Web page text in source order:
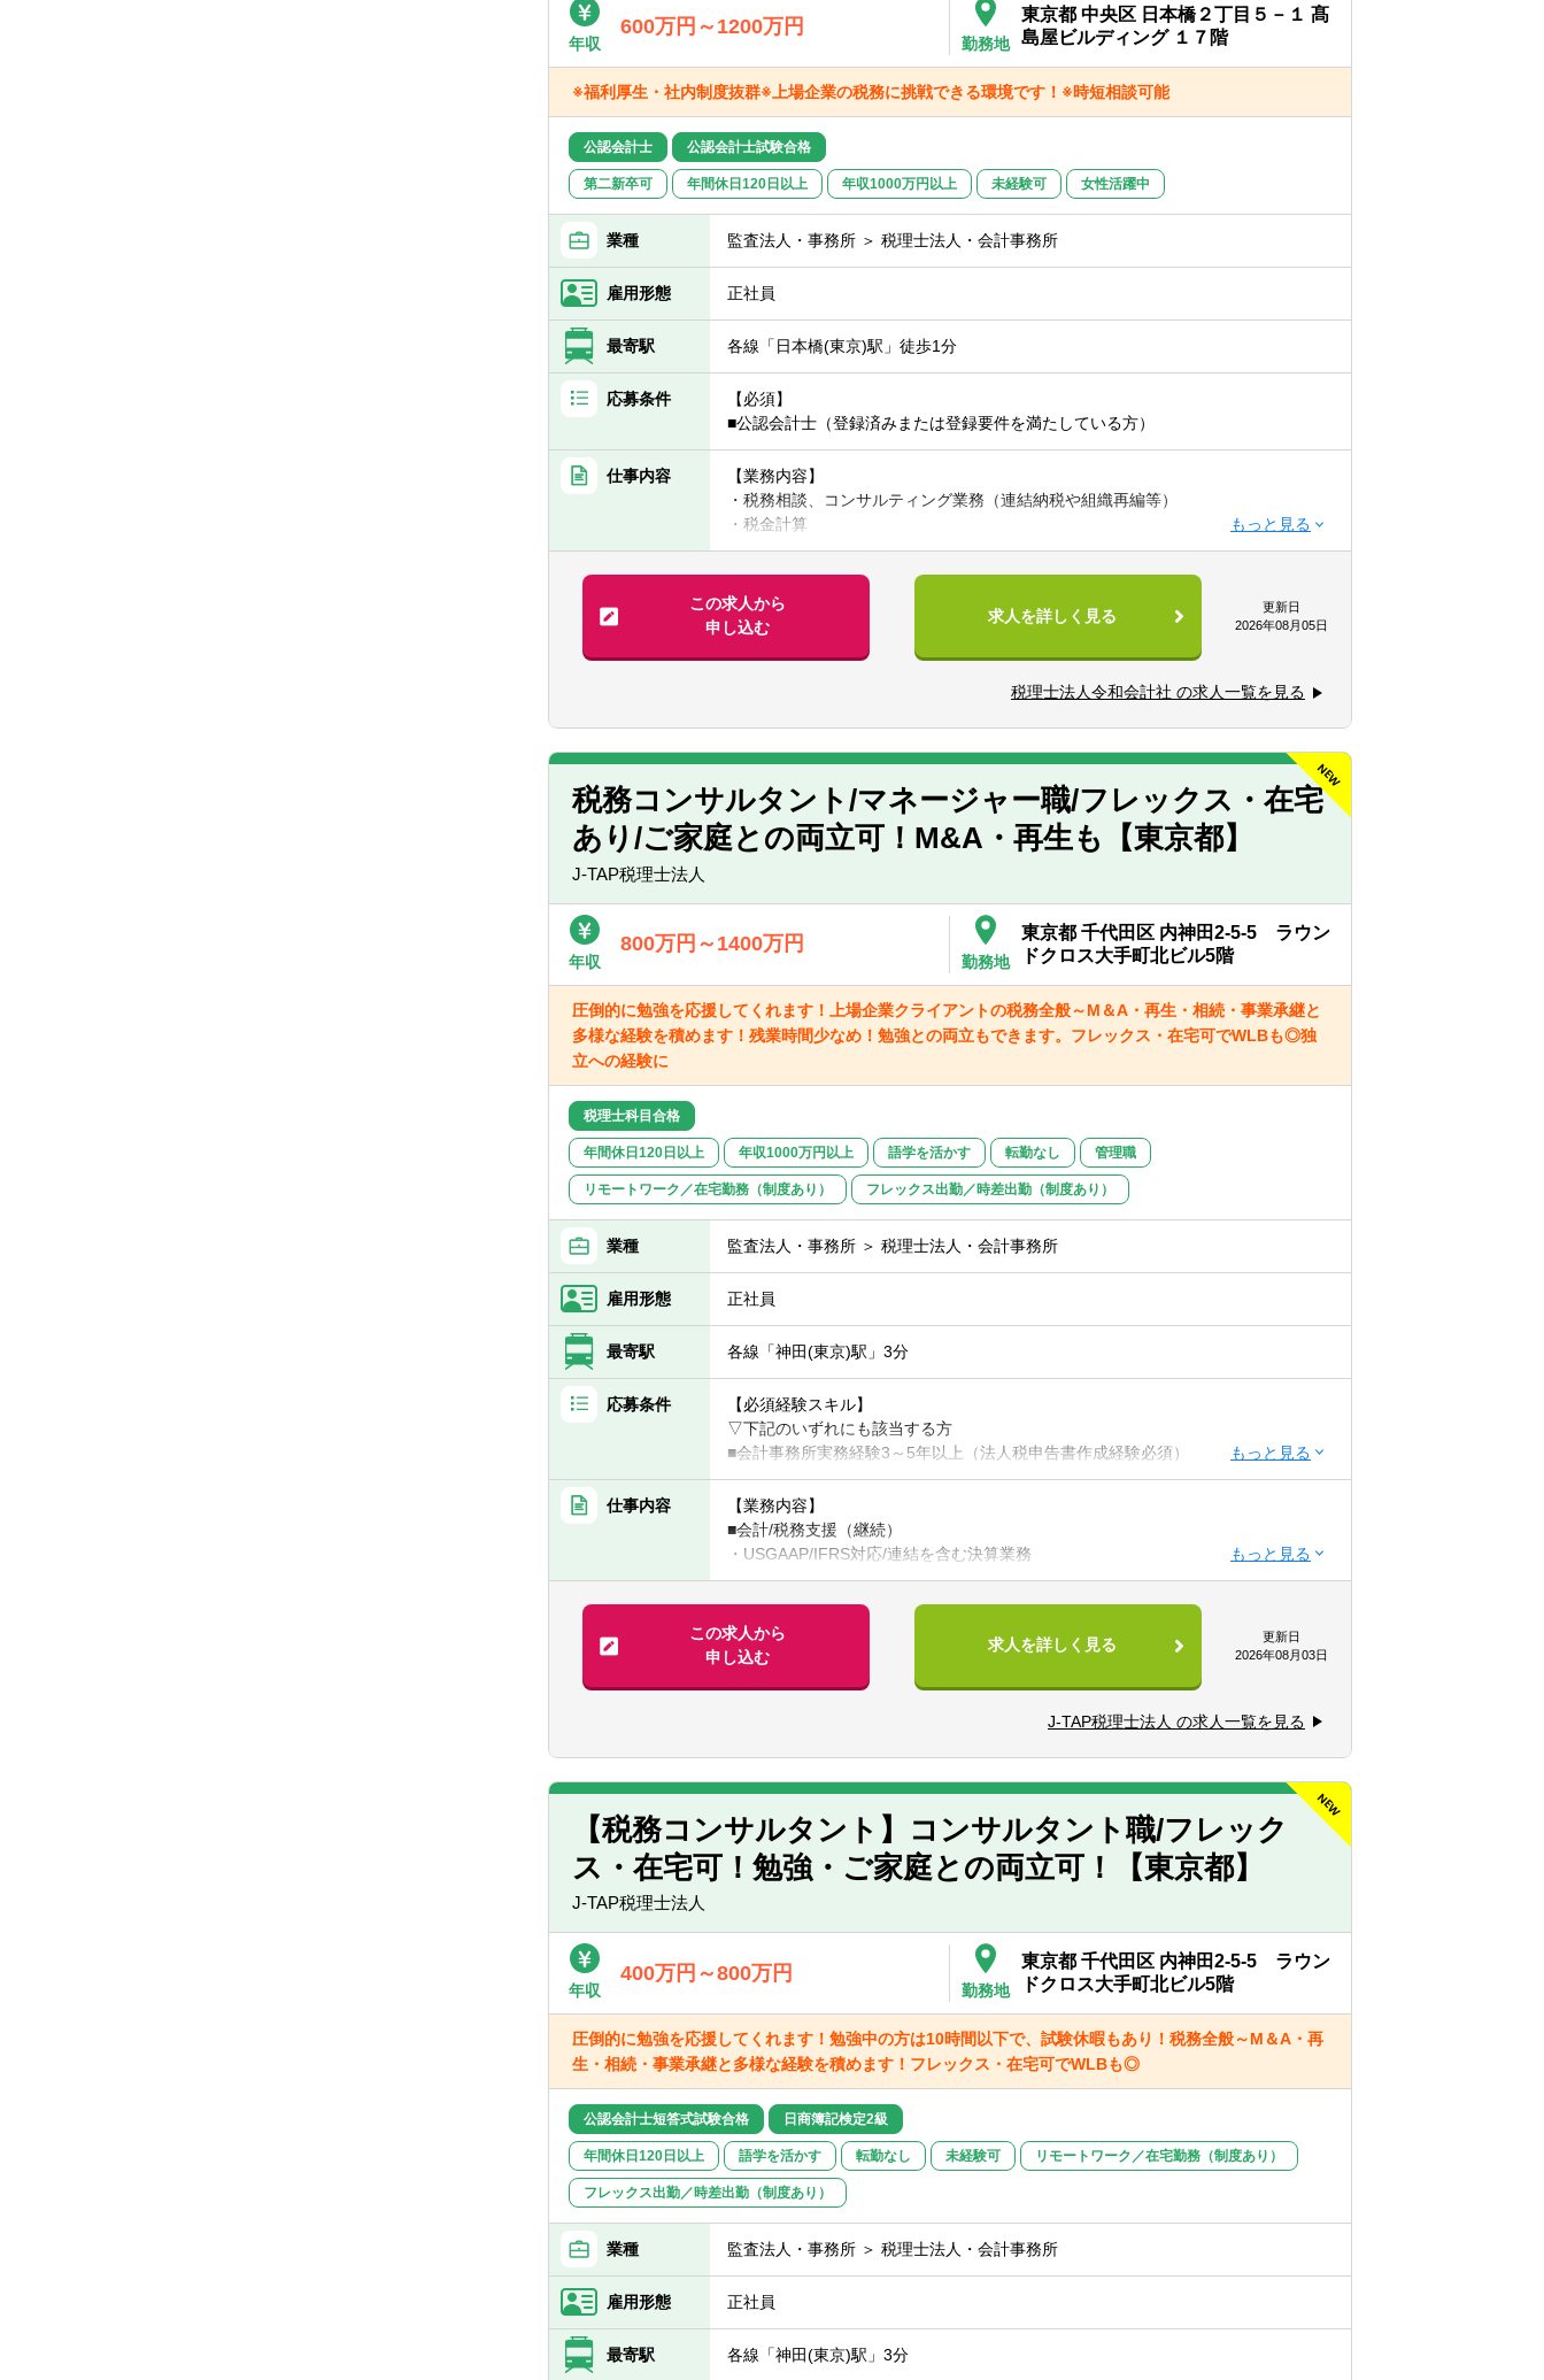
年収
600万円～1200万円
勤務地
東京都 中央区 日本橋２丁目５－１ 髙
島屋ビルディング １７階
※福利厚生・社内制度抜群※上場企業の税務に挑戦できる環境です！※時短相談可能
公認会計士 公認会計士試験合格
第二新卒可 年間休日120日以上 年収1000万円以上 未経験可 女性活躍中
業種 監査法人・事務所 ＞ 税理士法人・会計事務所
雇用形態 正社員
最寄駅 各線「日本橋(東京)駅」徒歩1分
応募条件
【必須】
■公認会計士（登録済みまたは登録要件を満たしている方）
仕事内容
【業務内容】
・税務相談、コンサルティング業務（連結納税や組織再編等）
・税金計算
・各種税務申告書作成
・年末調整、確定申告業務
・法人設立に関する手続き及び届出
・M＆A業務（税務DD等）
・一部ではなくクライアントの税務に一環して携わることができます。
この求人から
申し込む
求人を詳しく見る
更新日
2026年08月05日
税理士法人令和会計社 の求人一覧を見る
税務コンサルタント/マネージャー職/フレックス・在宅
あり/ご家庭との両立可！M&A・再生も【東京都】
J-TAP税理士法人
年収
800万円～1400万円
勤務地
東京都 千代田区 内神田2-5-5 ラウン
ドクロス大手町北ビル5階
圧倒的に勉強を応援してくれます！上場企業クライアントの税務全般～M＆A・再生・相続・事業承継と
多様な経験を積めます！残業時間少なめ！勉強との両立もできます。フレックス・在宅可でWLBも◎独
立への経験に
税理士科目合格
年間休日120日以上 年収1000万円以上 語学を活かす 転勤なし 管理職
リモートワーク／在宅勤務（制度あり） フレックス出勤／時差出勤（制度あり）
業種 監査法人・事務所 ＞ 税理士法人・会計事務所
雇用形態 正社員
最寄駅 各線「神田(東京)駅」3分
応募条件
【必須経験スキル】
▽下記のいずれにも該当する方
■会計事務所実務経験3～5年以上（法人税申告書作成経験必須）
■税理士試験の3科目合格者以上（簿財+法人or消費or相続）or公認会計士
【歓迎要件】
■金融業界経験のある方
■ 謙虚さと素直さがある方（コミュニケーションと協力）
■コミュニケーション能力が高く人と信頼関係を構築できる方（コミュニケーション
と協力）
■悪いことも含めあらゆる事象を自己成長機会だと捉えることができる（主体性）
■成長意欲が高い（プロフェッショナリズム）
仕事内容
【業務内容】
■会計/税務支援（継続）
・USGAAP/IFRS対応/連結を含む決算業務
・各種任意/法定監査
・税務顧問（税務相談）
・法人税/消費税/償却資産税の申告代行
・入出金、記帳、給与計算等事務代行
・組織再編ストラクチャーの検討/実行支援
※経験スキルによってお任せする業務は異なります。
この求人から
申し込む
求人を詳しく見る
更新日
2026年08月03日
J-TAP税理士法人 の求人一覧を見る
【税務コンサルタント】コンサルタント職/フレック
ス・在宅可！勉強・ご家庭との両立可！【東京都】
J-TAP税理士法人
年収
400万円～800万円
勤務地
東京都 千代田区 内神田2-5-5 ラウン
ドクロス大手町北ビル5階
圧倒的に勉強を応援してくれます！勉強中の方は10時間以下で、試験休暇もあり！税務全般～M＆A・再
生・相続・事業承継と多様な経験を積めます！フレックス・在宅可でWLBも◎
公認会計士短答式試験合格 日商簿記検定2級
年間休日120日以上 語学を活かす 転勤なし 未経験可 リモートワーク／在宅勤務（制度あり）
フレックス出勤／時差出勤（制度あり）
業種 監査法人・事務所 ＞ 税理士法人・会計事務所
雇用形態 正社員
最寄駅 各線「神田(東京)駅」3分